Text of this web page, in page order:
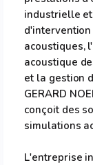
industrielle
acoustiques,
acoustique
et la gestion
GERARD
conçoit des
simulations
L'entreprise